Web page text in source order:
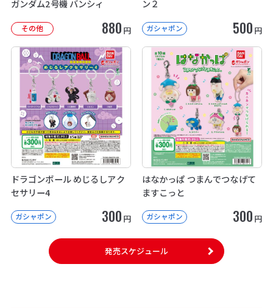
ガンダム2号機 バンシィ
その他 880 円
ン２
ガシャポン 500 円
ドラゴンボール めじるしアク
セサリー4
ガシャポン 300 円
はなかっぱ つまんでつなげて
ますこっと
ガシャポン 300 円
発売スケジュール